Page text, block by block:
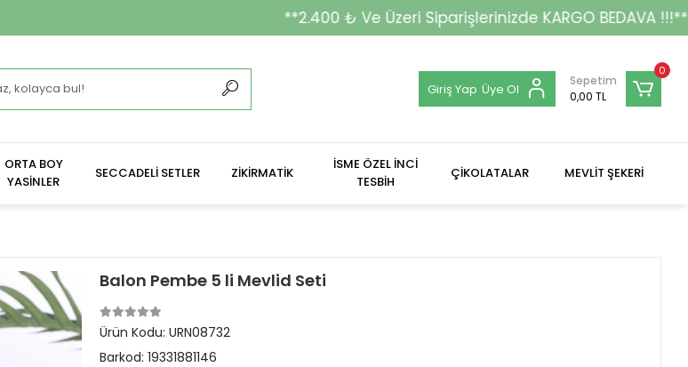
**2.400 ₺ Ve Üzeri Siparişlerinizde KARGO BEDAVA !!!**
Giriş Yap Üye Ol
0
Sepetim
0,00 TL
ORTA BOY
YASİNLER
SECCADELİ SETLER ZİKİRMATİK
İSME ÖZEL İNCİ
TESBİH
ÇİKOLATALAR MEVLİT ŞEKERİ
Balon Pembe 5 li Mevlid Seti
Ürün Kodu: URN08732
Barkod: 19331881146